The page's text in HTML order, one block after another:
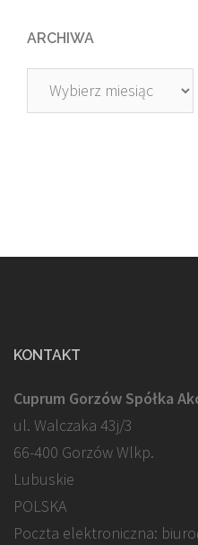
ARCHIWA
Archiwa
KONTAKT
Cuprum Gorzów Spółka
ul. Walczaka 43j/3
66-400 Gorzów Wlkp.
Lubuskie
POLSKA
Poczta elektroniczna: